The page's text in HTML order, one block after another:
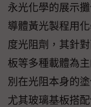
永光化學的展示
導體黃光製程用
度光阻劑，其針
板等多種載體為
別在光阻本身的
尤其玻璃基板搭